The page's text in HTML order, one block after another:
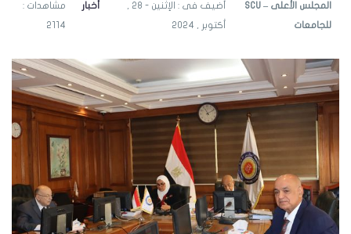
SCU – المجلس الأعلى
للجامعات أكتوبر , 2024
أخبار مشاهدات :
2114